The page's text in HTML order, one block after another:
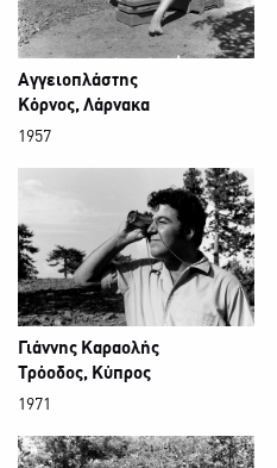
Αγγειοπλάστης
Κόρνος, Λάρνακα
1957
Γιάννης Καραολής
Τρόοδος, Κύπρος
1971